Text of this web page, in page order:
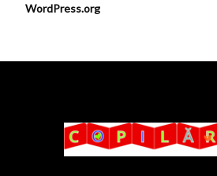
WordPress.org